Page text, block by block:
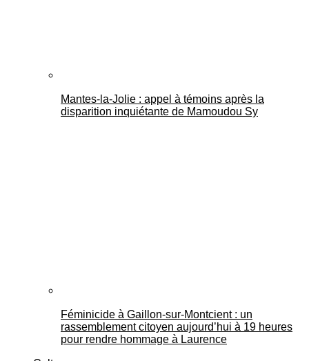
Mantes-la-Jolie : appel à témoins après la
disparition inquiétante de Mamoudou Sy
Féminicide à Gaillon‑sur‑Montcient : un
rassemblement citoyen aujourd’hui à 19 heures
pour rendre hommage à Laurence